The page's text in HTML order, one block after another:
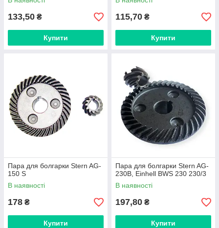
133,50 ₴
Купити
115,70 ₴
Купити
Пара для болгарки Stern AG-
150 S
В наявності
178 ₴
Купити
Пара для болгарки Stern AG-
230B, Einhell BWS 230 230/3
В наявності
197,80 ₴
Купити